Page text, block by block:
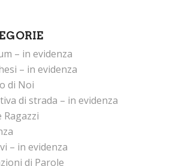
– in evidenza
– in evidenza
di Noi
di strada – in evidenza
Ragazzi
– in evidenza
di Parole